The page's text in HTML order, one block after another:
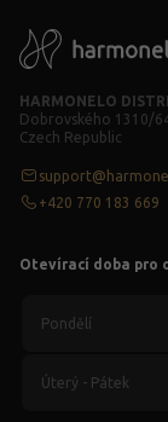
HARMONELO
Dobrovského 1310/
Czech Republic
+420 770 183 669
Otevírací doba pro
Pondělí
Úterý - Pátek